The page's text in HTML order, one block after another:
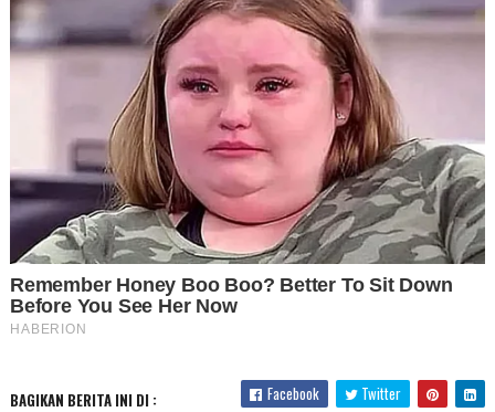
BAGIKAN BERITA INI DI : Facebook Twitter